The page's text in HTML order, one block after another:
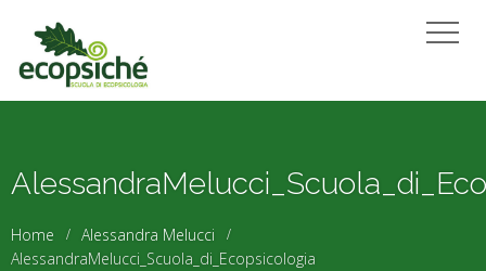
Home
Alessandra Melucci
AlessandraMelucci_Scuola_di_Ecopsicologia